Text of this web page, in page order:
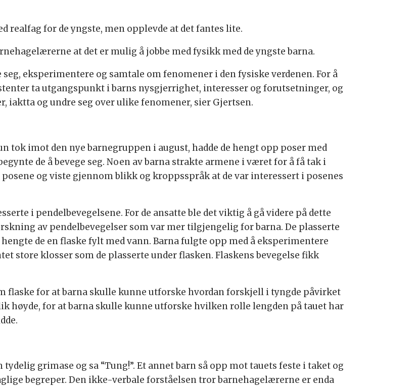
realfag for de yngste, men opplevde at det fantes lite.
at det er mulig å jobbe med fysikk med de yngste barna.
eksperimentere og samtale om fenomener i den fysiske verdenen. For å
ta utgangspunkt i barns nysgjerrighet, interesser og forutsetninger, og
iaktta og undre seg over ulike fenomener, sier Gjertsen.
tok imot den nye barnegruppen i august, hadde de hengt opp poser med
de å bevege seg. Noen av barna strakte armene i været for å få tak i
og viste gjennom blikk og kroppsspråk at de var interessert i posenes
i pendelbevegelsene. For de ansatte ble det viktig å gå videre på dette
av pendelbevegelser som var mer tilgjengelig for barna. De plasserte
de en flaske fylt med vann. Barna fulgte opp med å eksperimentere
store klosser som de plasserte under flasken. Flaskens bevegelse fikk
flaske for at barna skulle kunne utforske hvordan forskjell i tyngde påvirket
høyde, for at barna skulle kunne utforske hvilken rolle lengden på tauet har
grimase og sa “Tung!”. Et annet barn så opp mot tauets feste i taket og
begreper. Den ikke-verbale forståelsen tror barnehagelærerne er enda